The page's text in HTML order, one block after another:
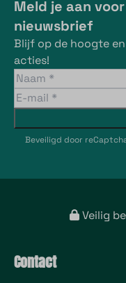
Meld je aan
nieuwsbrief
Blijf op de hoogte
acties!
Beveiligd door
Veilig
Contact